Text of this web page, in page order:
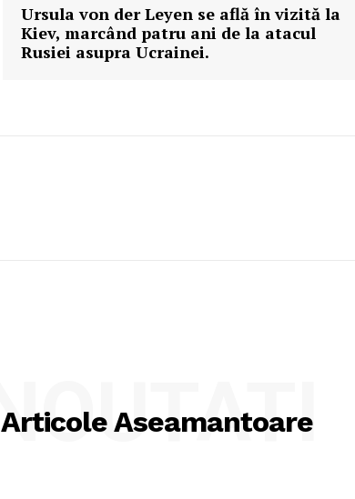
Ursula von der Leyen se află în vizită la
Kiev, marcând patru ani de la atacul
Rusiei asupra Ucrainei.
Articole Aseamantoare
NOUTATI